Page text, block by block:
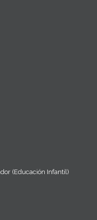
(Educación Infantil)